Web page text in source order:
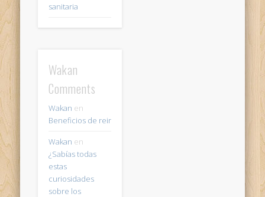
sanitaria
Wakan
Comments
Wakan en
Beneficios de reir
Wakan en
¿Sabías todas
estas
curiosidades
sobre los